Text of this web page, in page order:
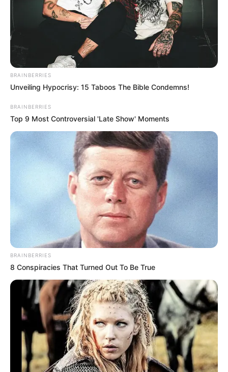
Ο Όμιλος Φιλαναγνωσίας του 5ου Προτύπου
Γυμνασίου Χαλκίδας και ο
Όμιλος Δημοσιογραφίας του 1ου Γυμνασίου
Χαλκίδας σας προσκαλούν στην
παρουσίαση του βιβλίου του Νίκου
Βατόπουλου “Ένα παιδί μεγαλώνει στην
Αθήνα, 1934-1944”
Οι μαθητές, οι μαθήτριες και οι καθηγήτριες
που εμψυχώνουν τους
ομίλους θα συνομιλήσουν με τον συγγραφέα
2023, ώρα 19.00 στην αίθουσα εκδηλώσεων
του 5ου Προτύπου Γυμνασίου
Χαλκίδας.
Μετά το πέρας της συζήτησης ο συγγραφέας
θα υπογράψει αντίτυπα του
BRAINBERRIES
Unveiling Hypocrisy: 15 Taboos The Bible Condemns!
BRAINBERRIES
Top 9 Most Controversial 'Late Show' Moments
BRAINBERRIES
8 Conspiracies That Turned Out To Be True